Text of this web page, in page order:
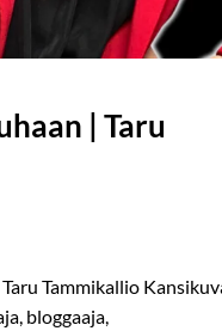
| Taru
Tammikallio
bloggaaja,